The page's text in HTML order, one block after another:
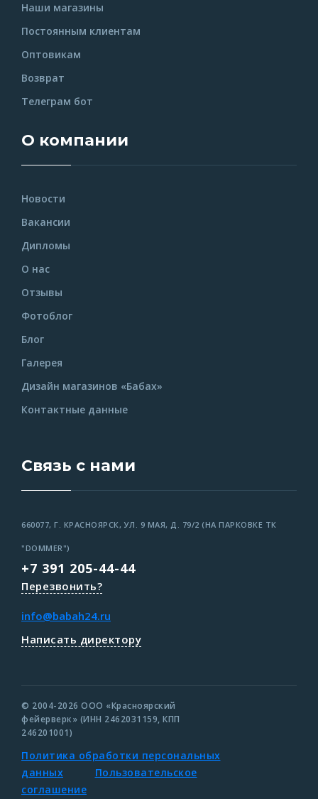
Наши магазины
Постоянным клиентам
Оптовикам
Возврат
Телеграм бот
О компании
Новости
Вакансии
Дипломы
О нас
Отзывы
Фотоблог
Блог
Галерея
Дизайн магазинов «Бабах»
Контактные данные
Связь с нами
660077, Г. КРАСНОЯРСК, УЛ. 9 МАЯ, Д. 79/2 (НА ПАРКОВКЕ ТК
"DOMMER")
+7 391 205-44-44
Перезвонить?
info@babah24.ru
Написать директору
© 2004-2026 ООО «Красноярский
фейерверк» (ИНН 2462031159, КПП
246201001)
Политика обработки персональных
данных
Пользовательское
соглашение